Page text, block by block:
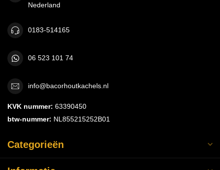
Nederland
0183-514165
06 523 101 74
info@bacorhoutkachels.nl
KVK nummer: 63390450
btw-nummer: NL855215252B01
Categorieën